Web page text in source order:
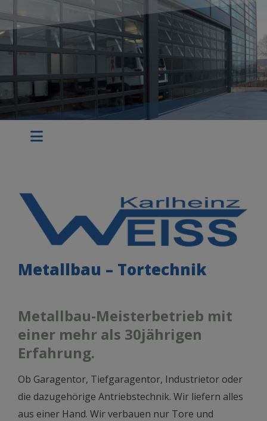
Metallbau – Tortechnik
Metallbau-Meisterbetrieb mit
einer mehr als 30jährigen
Erfahrung.
Ob Garagentor, Tiefgaragentor, Industrietor oder
die dazugehörige Antriebstechnik. Wir liefern alles
aus einer Hand. Wir verbauen nur Tore und